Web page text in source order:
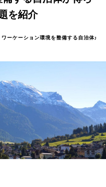
を紹介
ワーケーション環境を整備する自治体が